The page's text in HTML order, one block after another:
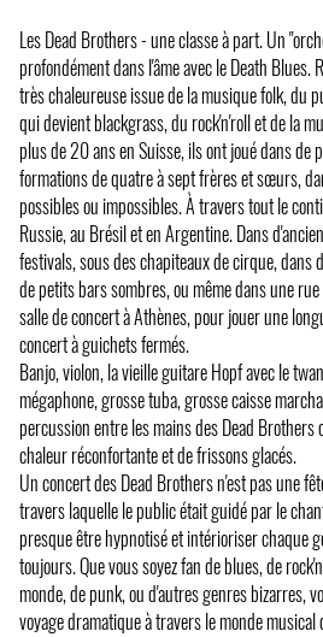
Les Dead Brothers - une classe à part. Un
profondément dans l'âme avec le Death Blues.
très chaleureuse issue de la musique folk, du
qui devient blackgrass, du rock'n'roll et de la
plus de 20 ans en Suisse, ils ont joué dans de
formations de quatre à sept frères et sœurs,
possibles ou impossibles. À travers tout le
Russie, au Brésil et en Argentine. Dans
festivals, sous des chapiteaux de cirque, dans
de petits bars sombres, ou même dans une
salle de concert à Athènes, pour jouer une
concert à guichets fermés.
Banjo, violon, la vieille guitare Hopf avec le
mégaphone, grosse tuba, grosse caisse
percussion entre les mains des Dead Brothers
chaleur réconfortante et de frissons glacés.
Un concert des Dead Brothers n'est pas une
travers laquelle le public était guidé par le
presque être hypnotisé et intérioriser chaque
toujours. Que vous soyez fan de blues, de
monde, de punk, ou d'autres genres bizarres,
voyage dramatique à travers le monde musical